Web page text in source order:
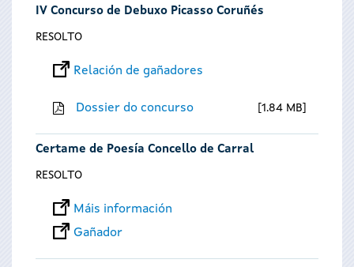
aquíIV Concurso de Debuxo Picasso Coruñés
RESOLTO
Relación de gañadores
Dossier do concurso 1.84 MB
Certame de Poesía Concello de Carral
RESOLTO
Máis información
Gañador